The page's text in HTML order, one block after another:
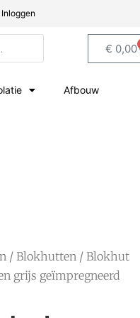
Inloggen
€ 0,00
Afbouw
/ Blokhutten / Blokhut
grijs geïmpregneerd